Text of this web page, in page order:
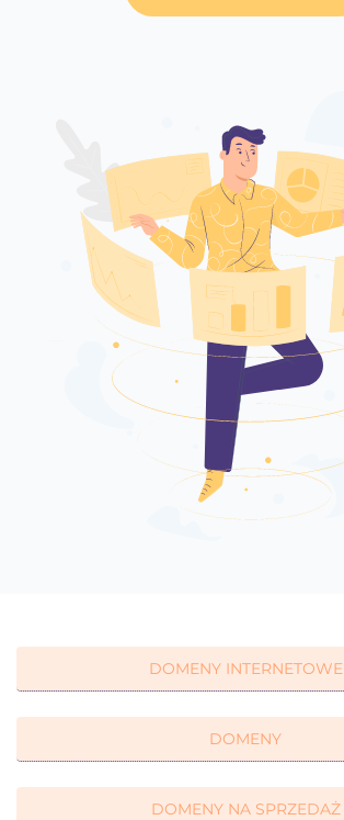
DOMENY INTERNETOWE
DOMENY
DOMENY NA SPRZEDAŻ